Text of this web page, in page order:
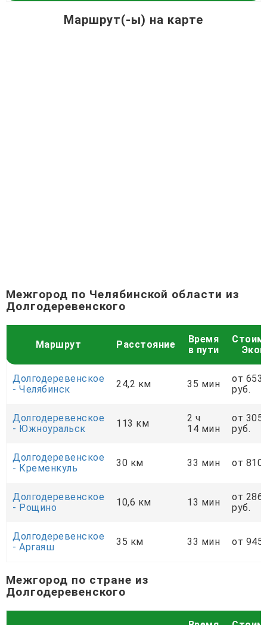
Маршрут(-ы) на карте
Межгород по Челябинской области из
Долгодеревенского
Маршрут Расстояние
Время
в пути
Долгодеревенское
- Челябинск
24,2 км 35 мин
от
руб.
Долгодеревенское
- Южноуральск
113 км
2 ч
14 мин
от
руб.
Долгодеревенское
- Кременкуль
30 км 33 мин от 810
Долгодеревенское
- Рощино
10,6 км 13 мин
от
руб.
Долгодеревенское
- Аргаяш
35 км 33 мин от 945
Межгород по стране из
Долгодеревенского